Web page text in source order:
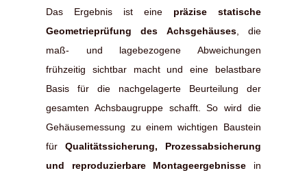
Das Ergebnis ist eine präzise statische
Geometrieprüfung des Achsgehäuses, die
maß- und lagebezogene Abweichungen
frühzeitig sichtbar macht und eine belastbare
Basis für die nachgelagerte Beurteilung der
gesamten Achsbaugruppe schafft. So wird die
Gehäusemessung zu einem wichtigen Baustein
für Qualitätssicherung, Prozessabsicherung
und reproduzierbare Montageergebnisse in